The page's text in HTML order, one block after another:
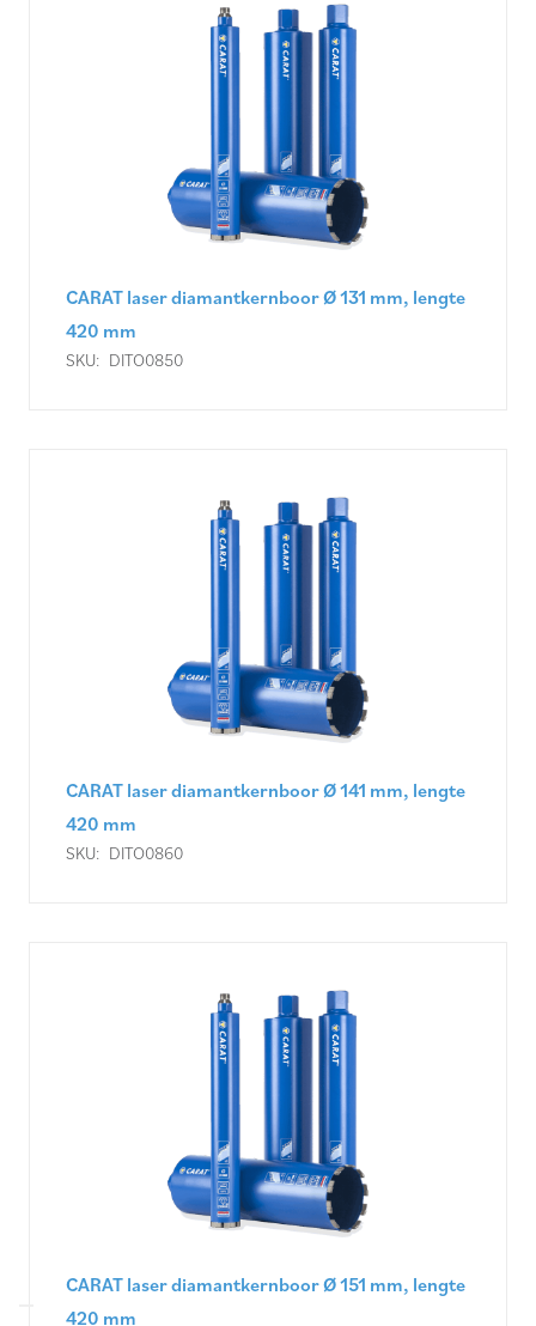
CARAT laser diamantkernboor Ø 131 mm, lengte
420 mm
SKU: DITO0850
CARAT laser diamantkernboor Ø 141 mm, lengte
420 mm
SKU: DITO0860
CARAT laser diamantkernboor Ø 151 mm, lengte
420 mm